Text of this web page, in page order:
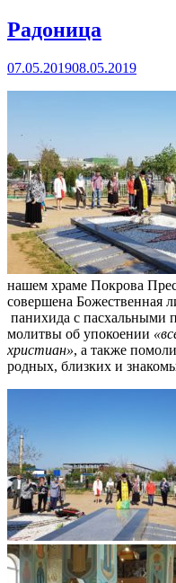
Радоница
07.05.201908.05.2019
нашем храме Покрова
совершена Божественная
панихида с пасхальными
молитвы об упокоении
христиан», а также
родных, близких и